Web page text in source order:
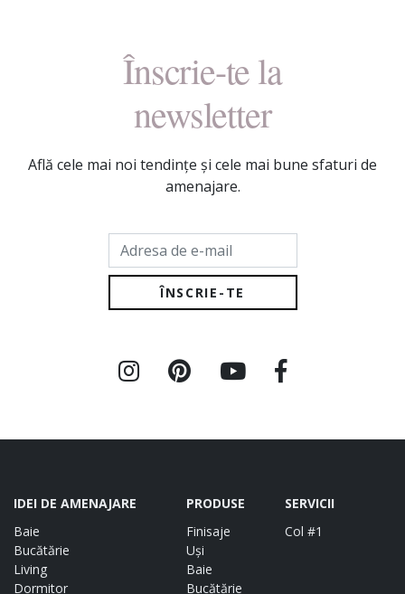
Înscrie-te la
newsletter
Află cele mai noi tendințe și cele mai bune sfaturi de
amenajare.
Adresa de e-mail
IDEI DE AMENAJARE
Baie
Bucătărie
Living
Dormitor
PRODUSE
Finisaje
Uși
Baie
Bucătărie
SERVICII
Col #1